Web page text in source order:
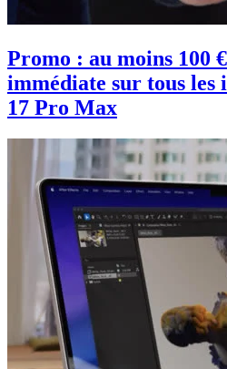
Promo : au moins 100
immédiate sur tous les
17 Pro Max